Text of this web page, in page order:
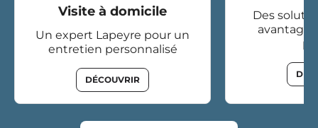
Visite à domicile
Un expert Lapeyre pour un
entretien personnalisé
DÉCOUVRIR
Des